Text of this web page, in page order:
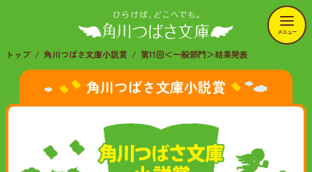
メニュー
トップ 角川つばさ文庫小説賞 第11回＜一般部門＞結果発表
角川つばさ文庫小説賞